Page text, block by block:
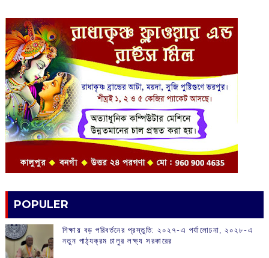
POPULER
শিক্ষায় বড় পরিবর্তনের প্রস্তুতি: ২০২৭-এ পর্যালোচনা, ২০২৮-এ
নতুন পাঠ্যক্রম চালুর লক্ষ্য সরকারের